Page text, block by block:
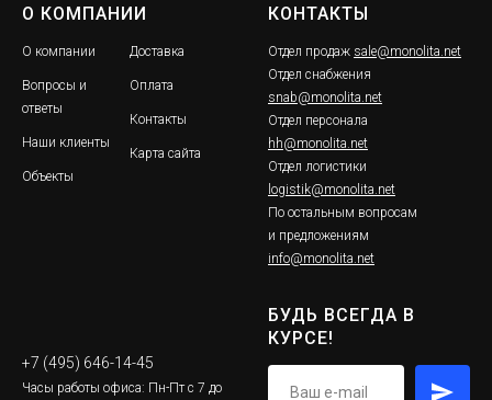
О КОМПАНИИ
О компании
Вопросы и
ответы
Наши клиенты
Объекты
Доставка
Оплата
Контакты
Карта сайта
КОНТАКТЫ
Отдел продаж sale@monolita.net
Отдел снабжения
snab@monolita.net
Отдел персонала
hh@monolita.net
Отдел логистики
logistik@monolita.net
По остальным вопросам
и предложениям
info@monolita.net
+7 (495) 646-14-45
Часы работы офиса: Пн-Пт с 7 до
БУДЬ ВСЕГДА В
КУРСЕ!